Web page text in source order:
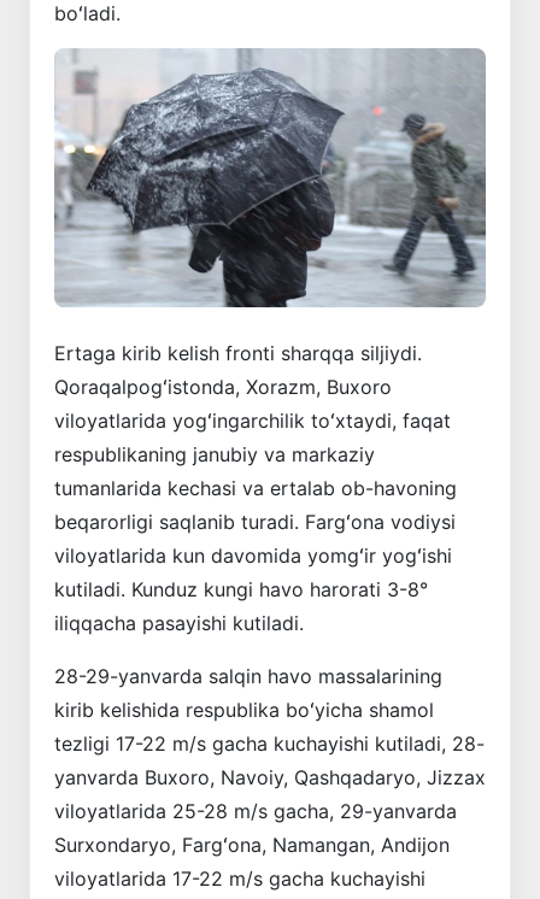
boʻladi.
Ertaga kirib kelish fronti sharqqa siljiydi.
Qoraqalpogʻistonda, Xorazm, Buxoro
viloyatlarida yogʻingarchilik toʻxtaydi, faqat
respublikaning janubiy va markaziy
tumanlarida kechasi va ertalab ob-havoning
beqarorligi saqlanib turadi. Fargʻona vodiysi
viloyatlarida kun davomida yomgʻir yogʻishi
kutiladi. Kunduz kungi havo harorati 3-8°
iliqqacha pasayishi kutiladi.
28-29-yanvarda salqin havo massalarining
kirib kelishida respublika boʻyicha shamol
tezligi 17-22 m/s gacha kuchayishi kutiladi, 28-
yanvarda Buxoro, Navoiy, Qashqadaryo, Jizzax
viloyatlarida 25-28 m/s gacha, 29-yanvarda
Surxondaryo, Fargʻona, Namangan, Andijon
viloyatlarida 17-22 m/s gacha kuchayishi